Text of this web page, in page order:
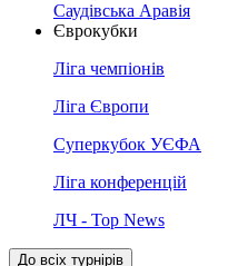
Саудівська Аравія
Єврокубки
Ліга чемпіонів
Ліга Європи
Суперкубок УЄФА
Ліга конференцій
ЛЧ - Top News
До всіх турнірів